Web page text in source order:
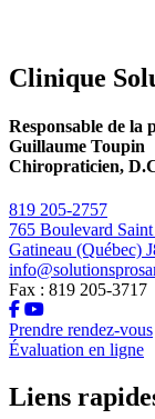
Clinique
Responsable de la
Guillaume Toupin
Chiropraticien,
819 205-2757
765 Boulevard Saint
Gatineau (Québec)
Fax : 819 205-3717
Prendre rendez-vous
Évaluation en ligne
Liens